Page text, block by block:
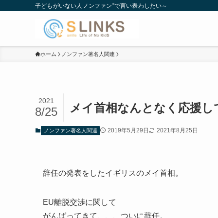
子どもがいない人ノンファン”で言い表わしたい～
ホーム ノンファン著名人関連
メイ首相なんとなく応援し
2021
8/25
ノンファン著名人関連 2019年5月29日 2021年8月25日
辞任の発表をしたイギリスのメイ首相。
EU離脱交渉に関して
がんばってきて、、、ついに辞任。